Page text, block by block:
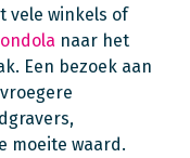
vele winkels of
naar het
Een bezoek aan
moeite waard.